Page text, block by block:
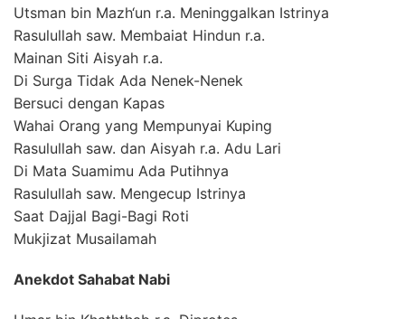
Utsman bin Mazh‘un r.a. Meninggalkan Istrinya
Rasulullah saw. Membaiat Hindun r.a.
Mainan Siti Aisyah r.a.
Di Surga Tidak Ada Nenek-Nenek
Bersuci dengan Kapas
Wahai Orang yang Mempunyai Kuping
Rasulullah saw. dan Aisyah r.a. Adu Lari
Di Mata Suamimu Ada Putihnya
Rasulullah saw. Mengecup Istrinya
Saat Dajjal Bagi-Bagi Roti
Mukjizat Musailamah
Anekdot Sahabat Nabi